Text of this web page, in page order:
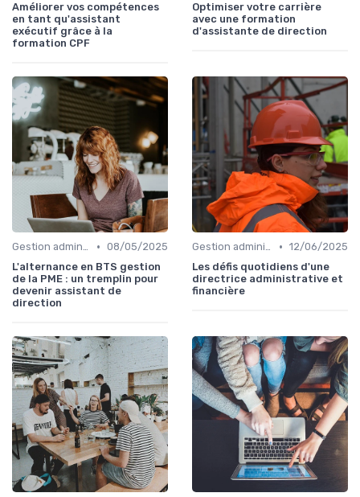
Améliorer vos compétences
en tant qu'assistant
exécutif grâce à la
formation CPF
Optimiser votre carrière
avec une formation
d'assistante de direction
Gestion administrative • 08/05/2025
L'alternance en BTS gestion
de la PME : un tremplin pour
devenir assistant de
direction
Gestion administrative • 12/06/2025
Les défis quotidiens d'une
directrice administrative et
financière